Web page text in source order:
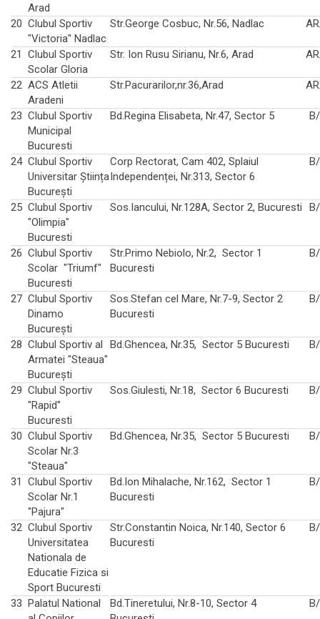
Arad
20 Clubul Sportiv
"Victoria" Nadlac
Str.George Cosbuc, Nr.56, Nadlac
21
Clubul Sportiv
Scolar Gloria
Str. Ion Rusu Sirianu, Nr.6, Arad
22 ACS Atletii
Aradeni
Str.Pacurarilor,nr.36,Arad
23 Clubul Sportiv
Municipal
Bucuresti
Bd.Regina Elisabeta, Nr.47, Sector 5
24 Clubul Sportiv
Universitar Știința
București
Corp Rectorat, Cam 402, Splaiul
Independenței, Nr.313, Sector 6
25 Clubul Sportiv
"Olimpia"
Bucuresti
Sos.Iancului, Nr.128A, Sector 2, Bucuresti
26 Clubul Sportiv
Scolar "Triumf"
Bucuresti
Str.Primo Nebiolo, Nr.2, Sector 1
Bucuresti
27 Clubul Sportiv
Dinamo
Bucureşti
Sos.Stefan cel Mare, Nr.7-9, Sector 2
Bucuresti
28 Clubul Sportiv al
Armatei "Steaua"
Bucureşti
Bd.Ghencea, Nr.35, Sector 5 Bucuresti
29 Clubul Sportiv
"Rapid"
Bucuresti
Sos.Giulesti, Nr.18, Sector 6 Bucuresti
30 Clubul Sportiv
Scolar Nr.3
"Steaua"
Bd.Ghencea, Nr.35, Sector 5 Bucuresti
31
Clubul Sportiv
Scolar Nr.1
"Pajura"
Bd.Ion Mihalache, Nr.162, Sector 1
Bucuresti
32 Clubul Sportiv
Universitatea
Nationala de
Educatie Fizica si
Sport Bucuresti
Str.Constantin Noica, Nr.140, Sector 6
Bucuresti
33 Palatul National
Bd.Tineretului, Nr.8-10, Sector 4